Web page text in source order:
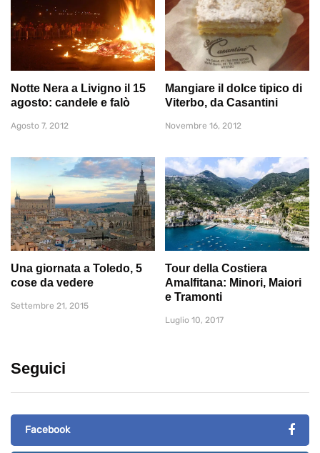
Notte Nera a Livigno il 15
agosto: candele e falò
Agosto 7, 2012
Mangiare il dolce tipico di
Viterbo, da Casantini
Novembre 16, 2012
Una giornata a Toledo, 5
cose da vedere
Settembre 21, 2015
Tour della Costiera
Amalfitana: Minori, Maiori
e Tramonti
Luglio 10, 2017
Seguici
Facebook